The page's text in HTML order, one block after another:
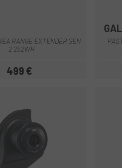
RANGE EXTENDER GEN
2 252WH
Precio
499 €